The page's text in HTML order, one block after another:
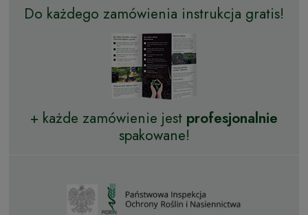
Do każdego zamówienia instrukcja gratis!
+ każde zamówienie jest profesjonalnie
spakowane!